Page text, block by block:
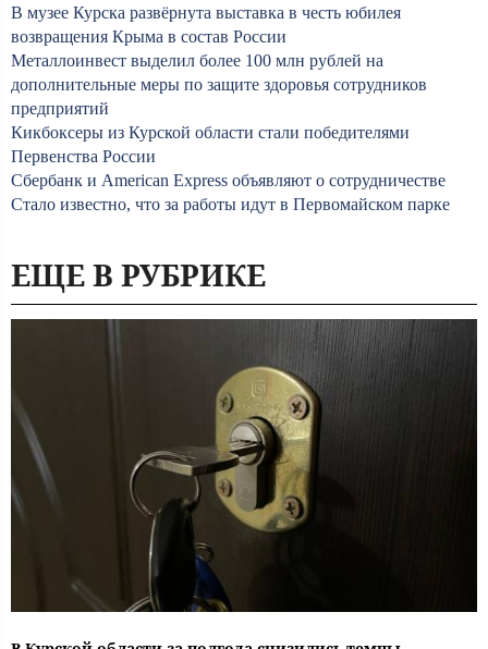
В музее Курска развёрнута выставка в честь юбилея
возвращения Крыма в состав России
Металлоинвест выделил более 100 млн рублей на
дополнительные меры по защите здоровья сотрудников
предприятий
Кикбоксеры из Курской области стали победителями
Первенства России
Сбербанк и American Express объявляют о сотрудничестве
Стало известно, что за работы идут в Первомайском парке
ЕЩЕ В РУБРИКЕ